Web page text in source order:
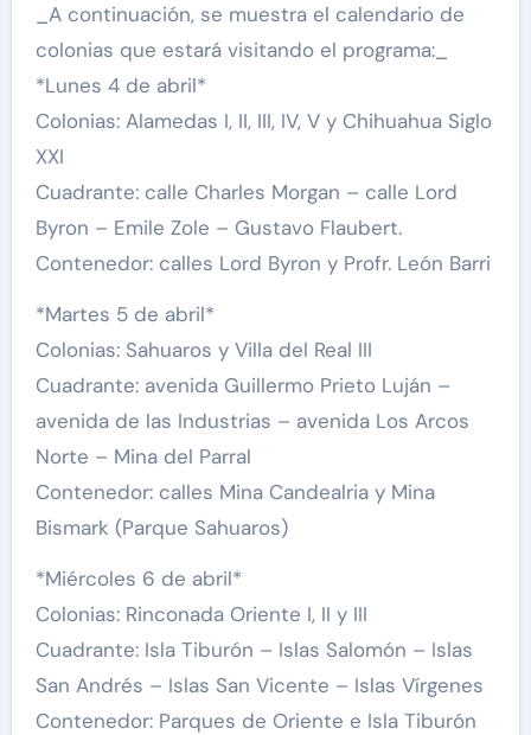
_A continuación, se muestra el calendario de
colonias que estará visitando el programa:_
*Lunes 4 de abril*
Colonias: Alamedas I, II, III, IV, V y Chihuahua Siglo
XXI
Cuadrante: calle Charles Morgan – calle Lord
Byron – Emile Zole – Gustavo Flaubert.
Contenedor: calles Lord Byron y Profr. León Barri
*Martes 5 de abril*
Colonias: Sahuaros y Villa del Real III
Cuadrante: avenida Guillermo Prieto Luján –
avenida de las Industrias – avenida Los Arcos
Norte – Mina del Parral
Contenedor: calles Mina Candealria y Mina
Bismark (Parque Sahuaros)
*Miércoles 6 de abril*
Colonias: Rinconada Oriente I, II y III
Cuadrante: Isla Tiburón – Islas Salomón – Islas
San Andrés – Islas San Vicente – Islas Vírgenes
Contenedor: Parques de Oriente e Isla Tiburón